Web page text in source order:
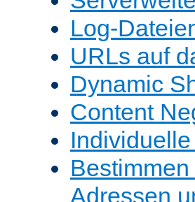
Log-
URLs auf
Dynamic
Content
Adressen